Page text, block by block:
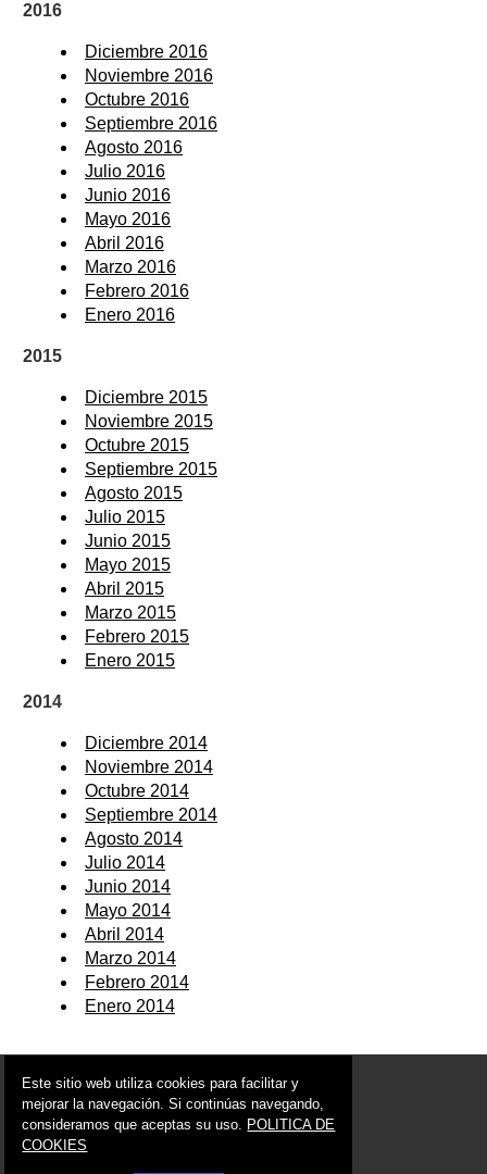
2016
Diciembre 2016
Noviembre 2016
Octubre 2016
Septiembre 2016
Agosto 2016
Julio 2016
Junio 2016
Mayo 2016
Abril 2016
Marzo 2016
Febrero 2016
Enero 2016
2015
Diciembre 2015
Noviembre 2015
Octubre 2015
Septiembre 2015
Agosto 2015
Julio 2015
Junio 2015
Mayo 2015
Abril 2015
Marzo 2015
Febrero 2015
Enero 2015
2014
Diciembre 2014
Noviembre 2014
Octubre 2014
Septiembre 2014
Agosto 2014
Julio 2014
Junio 2014
Mayo 2014
Abril 2014
Marzo 2014
Febrero 2014
Enero 2014
© 2006 - 2026 Portal de Bullas Noticias
info@portaldebullas.es
Síguenos en:
Este sitio web utiliza cookies para facilitar y
mejorar la navegación. Si continúas navegando,
consideramos que aceptas su uso. POLITICA DE
COOKIES